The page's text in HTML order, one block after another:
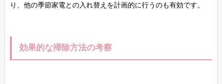
り、他の季節家電との入れ替えを計画的に行うのも有効です。
効果的な掃除方法の考察